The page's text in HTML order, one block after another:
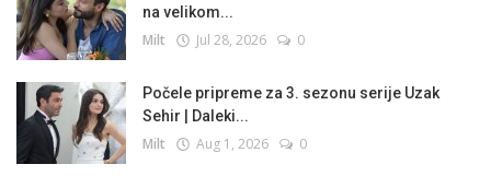
na velikom...
Milt Jul 28, 2026 0
Počele pripreme za 3. sezonu serije Uzak
Sehir | Daleki...
Milt Aug 1, 2026 0